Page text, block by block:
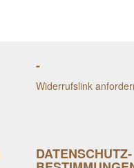
-
Widerrufslink
DATENSCHUTZ-